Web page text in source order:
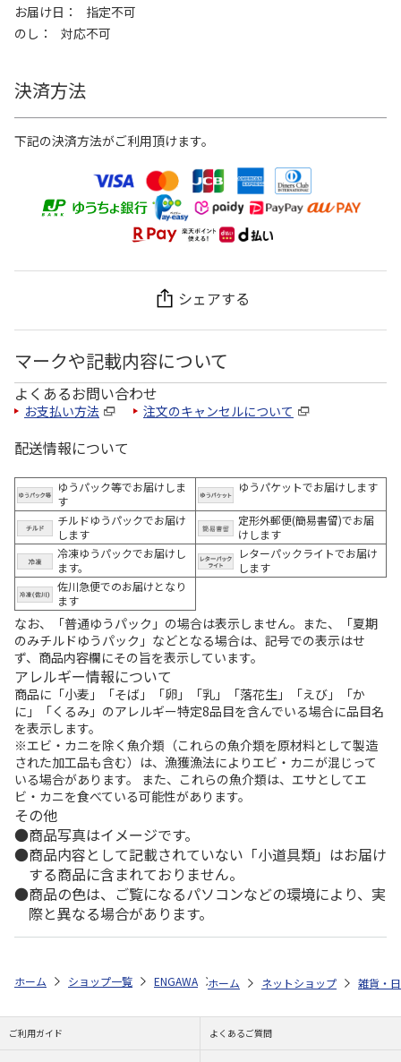
お届け日
指定不可
のし
対応不可
決済方法
下記の決済方法がご利用頂けます。
シェアする
マークや記載内容について
よくあるお問い合わせ
お支払い方法 注文のキャンセルについて
配送情報について
ゆうパック等でお届けしま
す
ゆうパケットでお届けします
チルドゆうパックでお届け
します
定形外郵便(簡易書留)でお届
けします
冷凍ゆうパックでお届けし
ます。
レターパックライトでお届け
します
佐川急便でのお届けとなり
ます
なお、「普通ゆうパック」の場合は表示しません。また、「夏期
のみチルドゆうパック」などとなる場合は、記号での表示はせ
ず、商品内容欄にその旨を表示しています。
アレルギー情報について
商品に「小麦」「そば」「卵」「乳」「落花生」「えび」「か
に」「くるみ」のアレルギー特定8品目を含んでいる場合に品目名
を表示します。
※エビ・カニを除く魚介類（これらの魚介類を原材料として製造
された加工品も含む）は、漁獲漁法によりエビ・カニが混じって
いる場合があります。 また、これらの魚介類は、エサとしてエ
ビ・カニを食べている可能性があります。
その他
商品写真はイメージです。
商品内容として記載されていない「小道具類」はお届け
する商品に含まれておりません。
商品の色は、ご覧になるパソコンなどの環境により、実
際と異なる場合があります。
ホーム ショップ一覧 ENGAWA 「銀河特急ミルキー☆サブウェイ」
ホーム ネットショップ 雑貨・
ご利用ガイド よくあるご質問